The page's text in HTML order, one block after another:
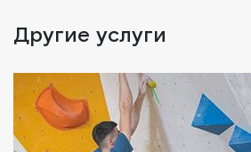
Другие услуги